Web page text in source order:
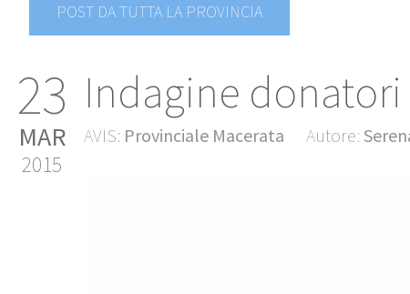
POST DA TUTTA LA PROVINCIA
23
MAR
2015
Indagine donatori
AVIS: Provinciale Macerata Autore: